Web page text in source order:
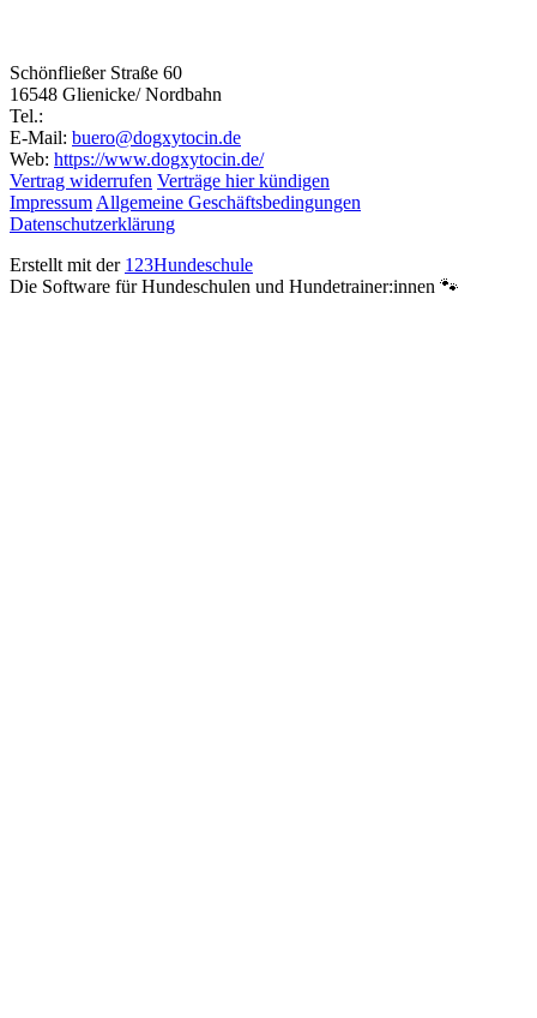
Schönfließer Straße 60
16548 Glienicke/ Nordbahn
Tel.:
E-Mail: buero@dogxytocin.de
Web: https://www.dogxytocin.de/
Vertrag widerrufen Verträge hier kündigen
ImpressumAllgemeine Geschäftsbedingungen
Datenschutzerklärung
Erstellt mit der 123Hundeschule
Die Software für Hundeschulen und Hundetrainer:innen 🐾